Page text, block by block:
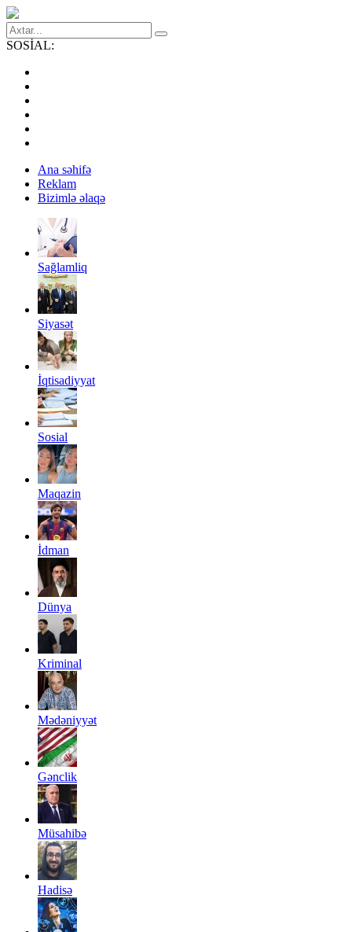
SOSİAL:
Ana səhifə
Reklam
Bizimlə əlaqə
Sağlamliq
Siyasət
İqtisadiyyat
Sosial
Maqazin
İdman
Dünya
Kriminal
Mədəniyyət
Gənclik
Müsahibə
Hadisə